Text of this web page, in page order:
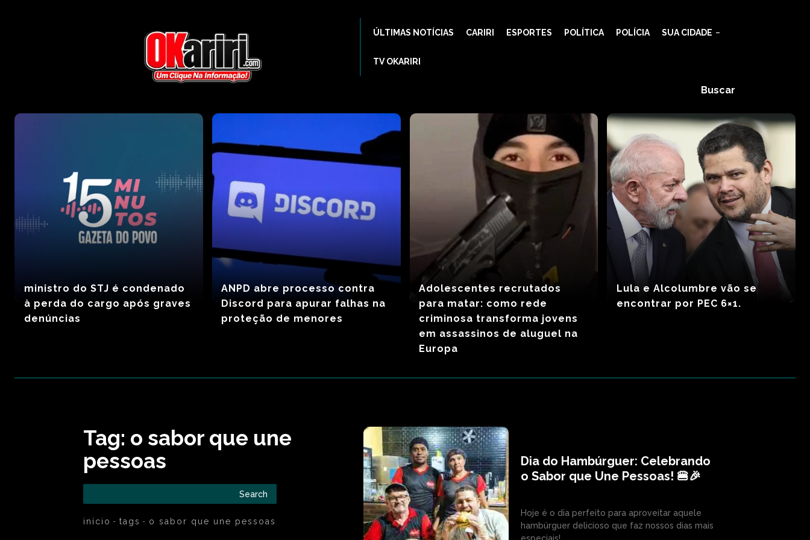
ÚLTIMAS NOTÍCIAS CARIRI ESPORTES POLÍTICA POLÍCIA SUA CIDADE
TV OKARIRI
Buscar
ministro do STJ é condenado
à perda do cargo após graves
denúncias
ANPD abre processo contra
Discord para apurar falhas na
proteção de menores
Adolescentes recrutados
para matar: como rede
criminosa transforma jovens
em assassinos de aluguel na
Europa
Lula e Alcolumbre vão se
encontrar por PEC 6×1.
Tag: o sabor que une
pessoas
Search
início tags o sabor que une pessoas
Dia do Hambúrguer: Celebrando
o Sabor que Une Pessoas! 🍔🎉
Hoje é o dia perfeito para aproveitar aquele
hambúrguer delicioso que faz nossos dias mais